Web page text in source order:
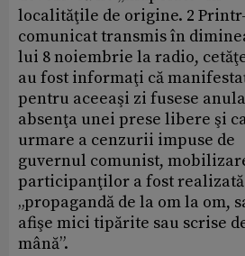
localităţile de origine. 2
comunicat transmis în
lui 8 noiembrie la radio,
au fost informaţi că
pentru aceeaşi zi fusese
absenţa unei prese libere şi
urmare a cenzurii impuse de
guvernul comunist,
participanţilor a fost
„propagandă de la om la om,
afişe mici tipărite sau scrise
mână”.